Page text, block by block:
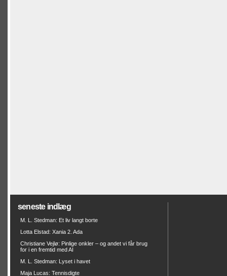
seneste indlæg
M. L. Stedman: Et liv langt borte
Lotta Elstad: Xania 2. Ada
Christiane Vejlø: Pinlige onkler – og andet vi får brug
for i en fremtid med AI
M. L. Stedman: Lyset i havet
Maja Lucas: Tennisdigte